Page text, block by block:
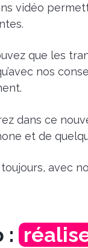
vidéo
que les
nos
dans ce
et de
avec
: